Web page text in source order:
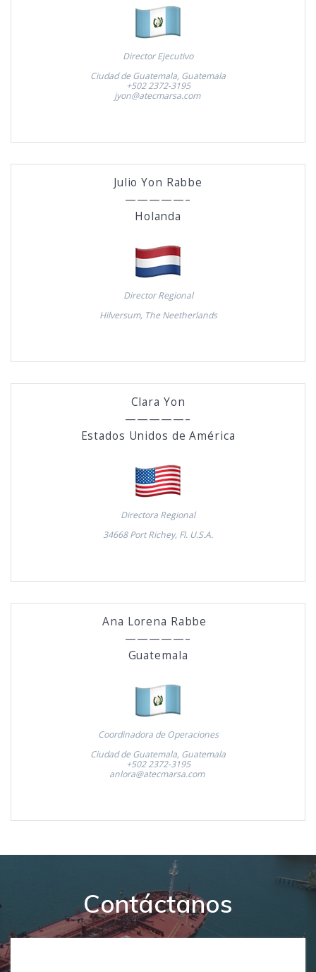
Director Ejecutivo
Ciudad de Guatemala, Guatemala
+502 2372-3195
jyon@atecmarsa.com
Julio Yon Rabbe
—————–
Holanda
Director Regional
Hilversum, The Neetherlands
Clara Yon
—————–
Estados Unidos de América
Directora Regional
34668 Port Richey, Fl. U.S.A.
Ana Lorena Rabbe
—————–
Guatemala
Coordinadora de Operaciones
Ciudad de Guatemala, Guatemala
+502 2372-3195
anlora@atecmarsa.com
Contáctanos